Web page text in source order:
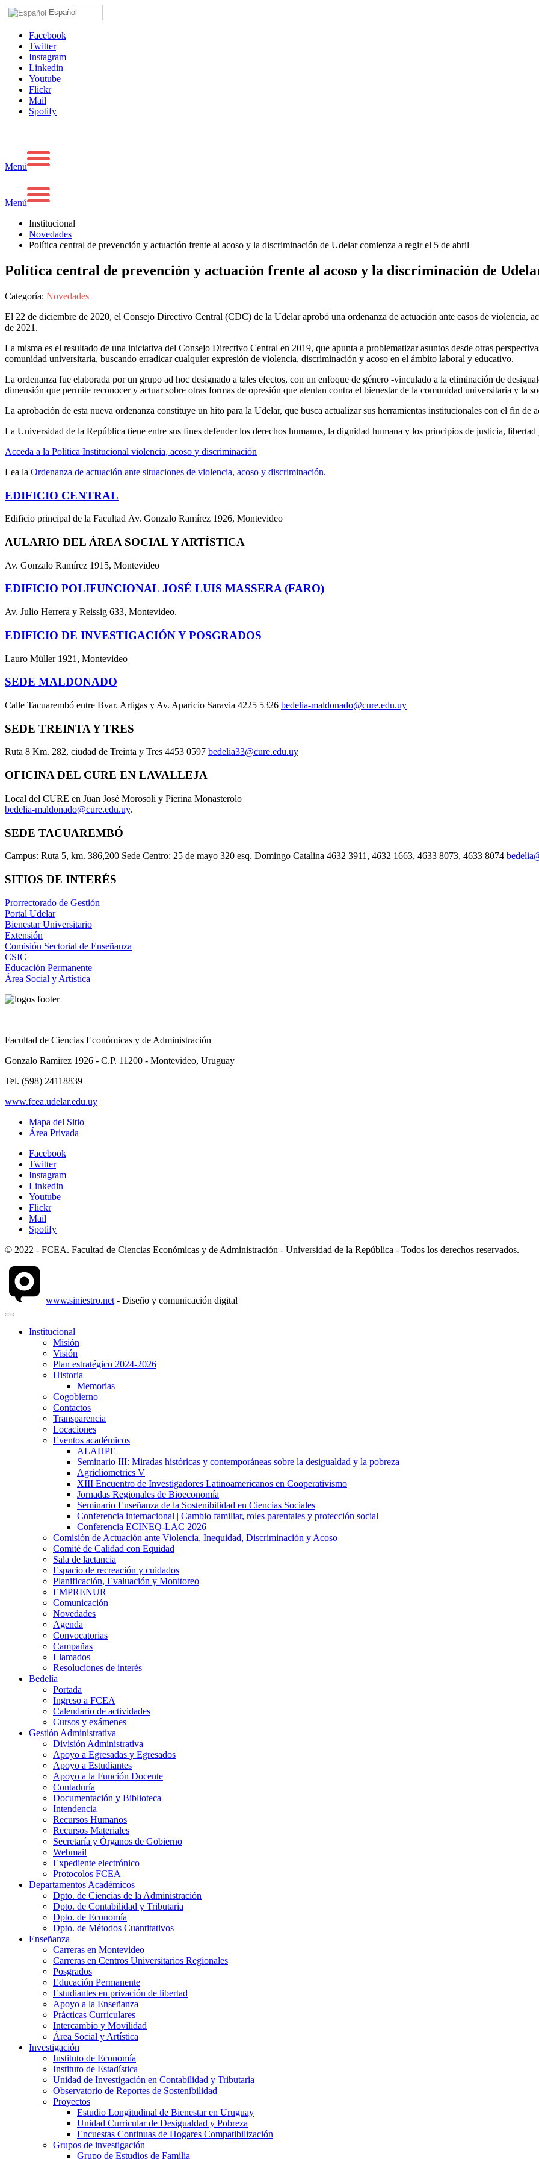
Español
Facebook
Twitter
Instagram
Linkedin
Youtube
Flickr
Mail
Spotify
Menú
Menú
Institucional
Novedades
Política central de prevención y actuación frente al acoso y la discriminación de Udelar comienza a regir el 5 de abril
Política central de prevención y actuación frente al acoso y la discriminación de
Categoría: Novedades
El 22 de diciembre de 2020, el Consejo Directivo Central (CDC) de la Udelar aprobó una ordenanza de actuación ante casos de violencia,
de 2021.
La misma es el resultado de una iniciativa del Consejo Directivo Central en 2019, que apunta a problematizar asuntos desde otras
comunidad universitaria, buscando erradicar cualquier expresión de violencia, discriminación y acoso en el ámbito laboral y educativo.
La ordenanza fue elaborada por un grupo ad hoc designado a tales efectos, con un enfoque de género -vinculado a la eliminación de
dimensión que permite reconocer y actuar sobre otras formas de opresión que atentan contra el bienestar de la comunidad universitaria y la
La aprobación de esta nueva ordenanza constituye un hito para la Udelar, que busca actualizar sus herramientas institucionales con el fin de
La Universidad de la República tiene entre sus fines defender los derechos humanos, la dignidad humana y los principios de justicia, libertad
Acceda a la Política Institucional violencia, acoso y discriminación
Lea la Ordenanza de actuación ante situaciones de violencia, acoso y discriminación.
EDIFICIO CENTRAL
Edificio principal de la Facultad Av. Gonzalo Ramírez 1926, Montevideo
AULARIO DEL ÁREA SOCIAL Y ARTÍSTICA
Av. Gonzalo Ramírez 1915, Montevideo
EDIFICIO POLIFUNCIONAL JOSÉ LUIS MASSERA (FARO)
Av. Julio Herrera y Reissig 633, Montevideo.
EDIFICIO DE INVESTIGACIÓN Y POSGRADOS
Lauro Müller 1921, Montevideo
SEDE MALDONADO
Calle Tacuarembó entre Bvar. Artigas y Av. Aparicio Saravia 4225 5326 bedelia-maldonado@cure.edu.uy
SEDE TREINTA Y TRES
Ruta 8 Km. 282, ciudad de Treinta y Tres 4453 0597 bedelia33@cure.edu.uy
OFICINA DEL CURE EN LAVALLEJA
Local del CURE en Juan José Morosoli y Pierina Monasterolo
bedelia-maldonado@cure.edu.uy.
SEDE TACUAREMBÓ
Campus: Ruta 5, km. 386,200 Sede Centro: 25 de mayo 320 esq. Domingo Catalina 4632 3911, 4632 1663, 4633 8073, 4633 8074
SITIOS DE INTERÉS
Prorrectorado de Gestión
Portal Udelar
Bienestar Universitario
Extensión
Comisión Sectorial de Enseñanza
CSIC
Educación Permanente
Área Social y Artística
Facultad de Ciencias Económicas y de Administración
Gonzalo Ramirez 1926 - C.P. 11200 - Montevideo, Uruguay
Tel. (598) 24118839
www.fcea.udelar.edu.uy
Mapa del Sitio
Área Privada
Facebook
Twitter
Instagram
Linkedin
Youtube
Flickr
Mail
Spotify
© 2022 - FCEA. Facultad de Ciencias Económicas y de Administración - Universidad de la República - Todos los derechos reservados.
www.siniestro.net - Diseño y comunicación digital
Institucional
Misión
Visión
Plan estratégico 2024-2026
Historia
Memorias
Cogobierno
Contactos
Transparencia
Locaciones
Eventos académicos
ALAHPE
Seminario III: Miradas históricas y contemporáneas sobre la desigualdad y la pobreza
Agricliometrics V
XIII Encuentro de Investigadores Latinoamericanos en Cooperativismo
Jornadas Regionales de Bioeconomía
Seminario Enseñanza de la Sostenibilidad en Ciencias Sociales
Conferencia internacional | Cambio familiar, roles parentales y protección social
Conferencia ECINEQ-LAC 2026
Comisión de Actuación ante Violencia, Inequidad, Discriminación y Acoso
Comité de Calidad con Equidad
Sala de lactancia
Espacio de recreación y cuidados
Planificación, Evaluación y Monitoreo
EMPRENUR
Comunicación
Novedades
Agenda
Convocatorias
Campañas
Llamados
Resoluciones de interés
Bedelía
Portada
Ingreso a FCEA
Calendario de actividades
Cursos y exámenes
Gestión Administrativa
División Administrativa
Apoyo a Egresadas y Egresados
Apoyo a Estudiantes
Apoyo a la Función Docente
Contaduría
Documentación y Biblioteca
Intendencia
Recursos Humanos
Recursos Materiales
Secretaría y Órganos de Gobierno
Webmail
Expediente electrónico
Protocolos FCEA
Departamentos Académicos
Dpto. de Ciencias de la Administración
Dpto. de Contabilidad y Tributaria
Dpto. de Economía
Dpto. de Métodos Cuantitativos
Enseñanza
Carreras en Montevideo
Carreras en Centros Universitarios Regionales
Posgrados
Educación Permanente
Estudiantes en privación de libertad
Apoyo a la Enseñanza
Prácticas Curriculares
Intercambio y Movilidad
Área Social y Artística
Investigación
Instituto de Economía
Instituto de Estadística
Unidad de Investigación en Contabilidad y Tributaria
Observatorio de Reportes de Sostenibilidad
Proyectos
Estudio Longitudinal de Bienestar en Uruguay
Unidad Curricular de Desigualdad y Pobreza
Encuestas Continuas de Hogares Compatibilización
Grupos de investigación
Grupo de Estudios de Familia